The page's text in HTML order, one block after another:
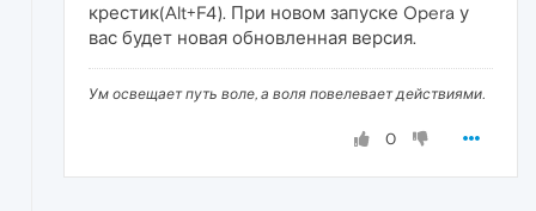
крестик(Alt+F4). При новом запуске Opera у
вас будет новая обновленная версия.
Ум освещает путь воле, а воля повелевает действиями.
0